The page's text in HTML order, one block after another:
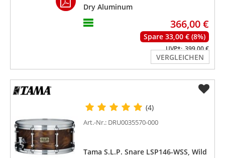
Dry Aluminum
366,00 €
Spare 33,00 € (8%)
UVP*: 399,00 €
VERGLEICHEN
(4)
Art.-Nr.: DRU0035570-000
Tama S.L.P. Snare LSP146-WSS, Wild